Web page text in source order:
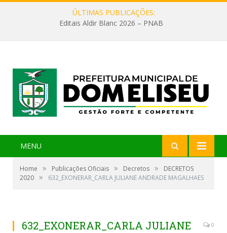
ÚLTIMAS PUBLICAÇÕES:
Editais Aldir Blanc 2026 – PNAB
MENU
Home » Publicações Oficiais » Decretos »
DECRETOS
2020 » 632_EXONERAR_CARLA JULIANE ANDRADE MAGALHAES
632_EXONERAR_CARLA JULIANE
0